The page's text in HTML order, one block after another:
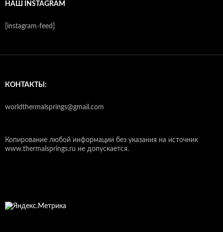
НАШ INSTAGRAM
[instagram-feed]
КОНТАКТЫ:
worldthermalsprings@gmail.com
Копирование любой информации без указания на источник
www.thermalsprings.ru не допускается.